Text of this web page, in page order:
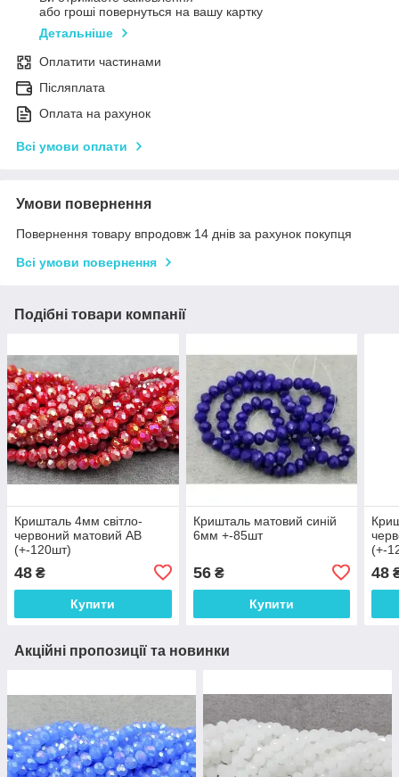
або гроші повернуться на вашу картку
Детальніше
Оплатити частинами
Післяплата
Оплата на рахунок
Всі умови оплати
Умови повернення
Повернення товару впродовж 14 днів за рахунок покупця
Всі умови повернення
Подібні товари компанії
Кришталь 4мм світло-
червоний матовий АВ
(+-120шт)
48 ₴
Купити
Кришталь матовий синій
6мм +-85шт
56₴
Купити
(+-
48
Акційні пропозиції та новинки